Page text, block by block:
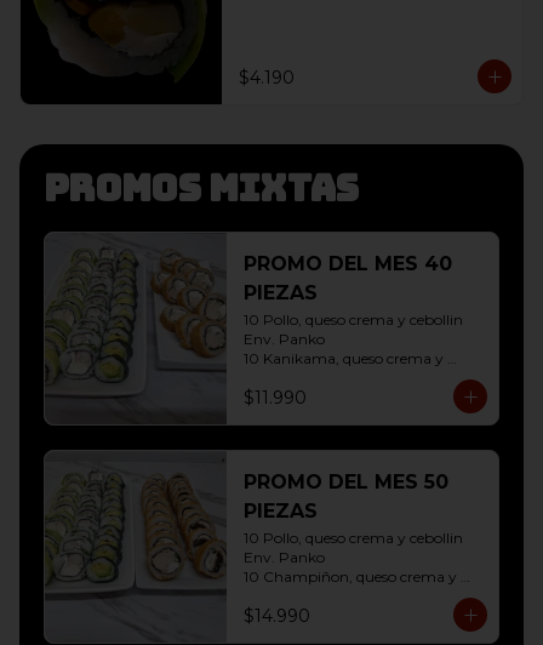
$4.190
Promos mixtas
PROMO DEL MES 40
PIEZAS
10 Pollo, queso crema y cebollin
Env. Panko
10 Kanikama, queso crema y
10 Pollo, queso crema y cebollin
$11.990
PROMO DEL MES 50
PIEZAS
10 Pollo, queso crema y cebollin
Env. Panko
10 Champiñon, queso crema y
10 Kanikama, queso crema y
$14.990